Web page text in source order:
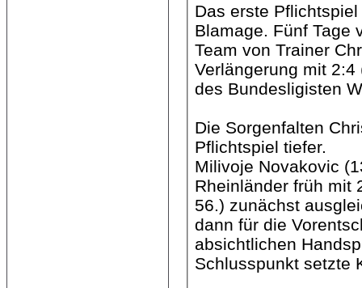
Das erste
Blamage. Fünf Tage
Team von Trainer
Verlängerung mit
des Bundesligisten
Die Sorgenfalten
Pflichtspiel tiefer.
Milivoje Novakovic
Rheinländer früh mit
56.) zunächst
dann für die
absichtlichen
Schlusspunkt setzte